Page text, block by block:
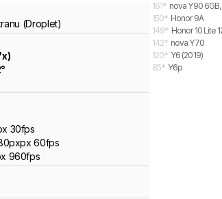
(Droplet)
x)
°
30fps
60fps
960fps
161* nova Y90
150* Honor 9A
149* Honor 10 Lite
142* nova Y70
120* Y6 (2019)
85* Y6p